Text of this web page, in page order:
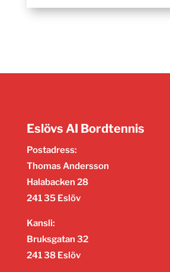
Eslövs AI Bordtennis
Postadress:
Thomas Andersson
Halabacken 28
241 35 Eslöv
Kansli:
Bruksgatan 32
241 38 Eslöv